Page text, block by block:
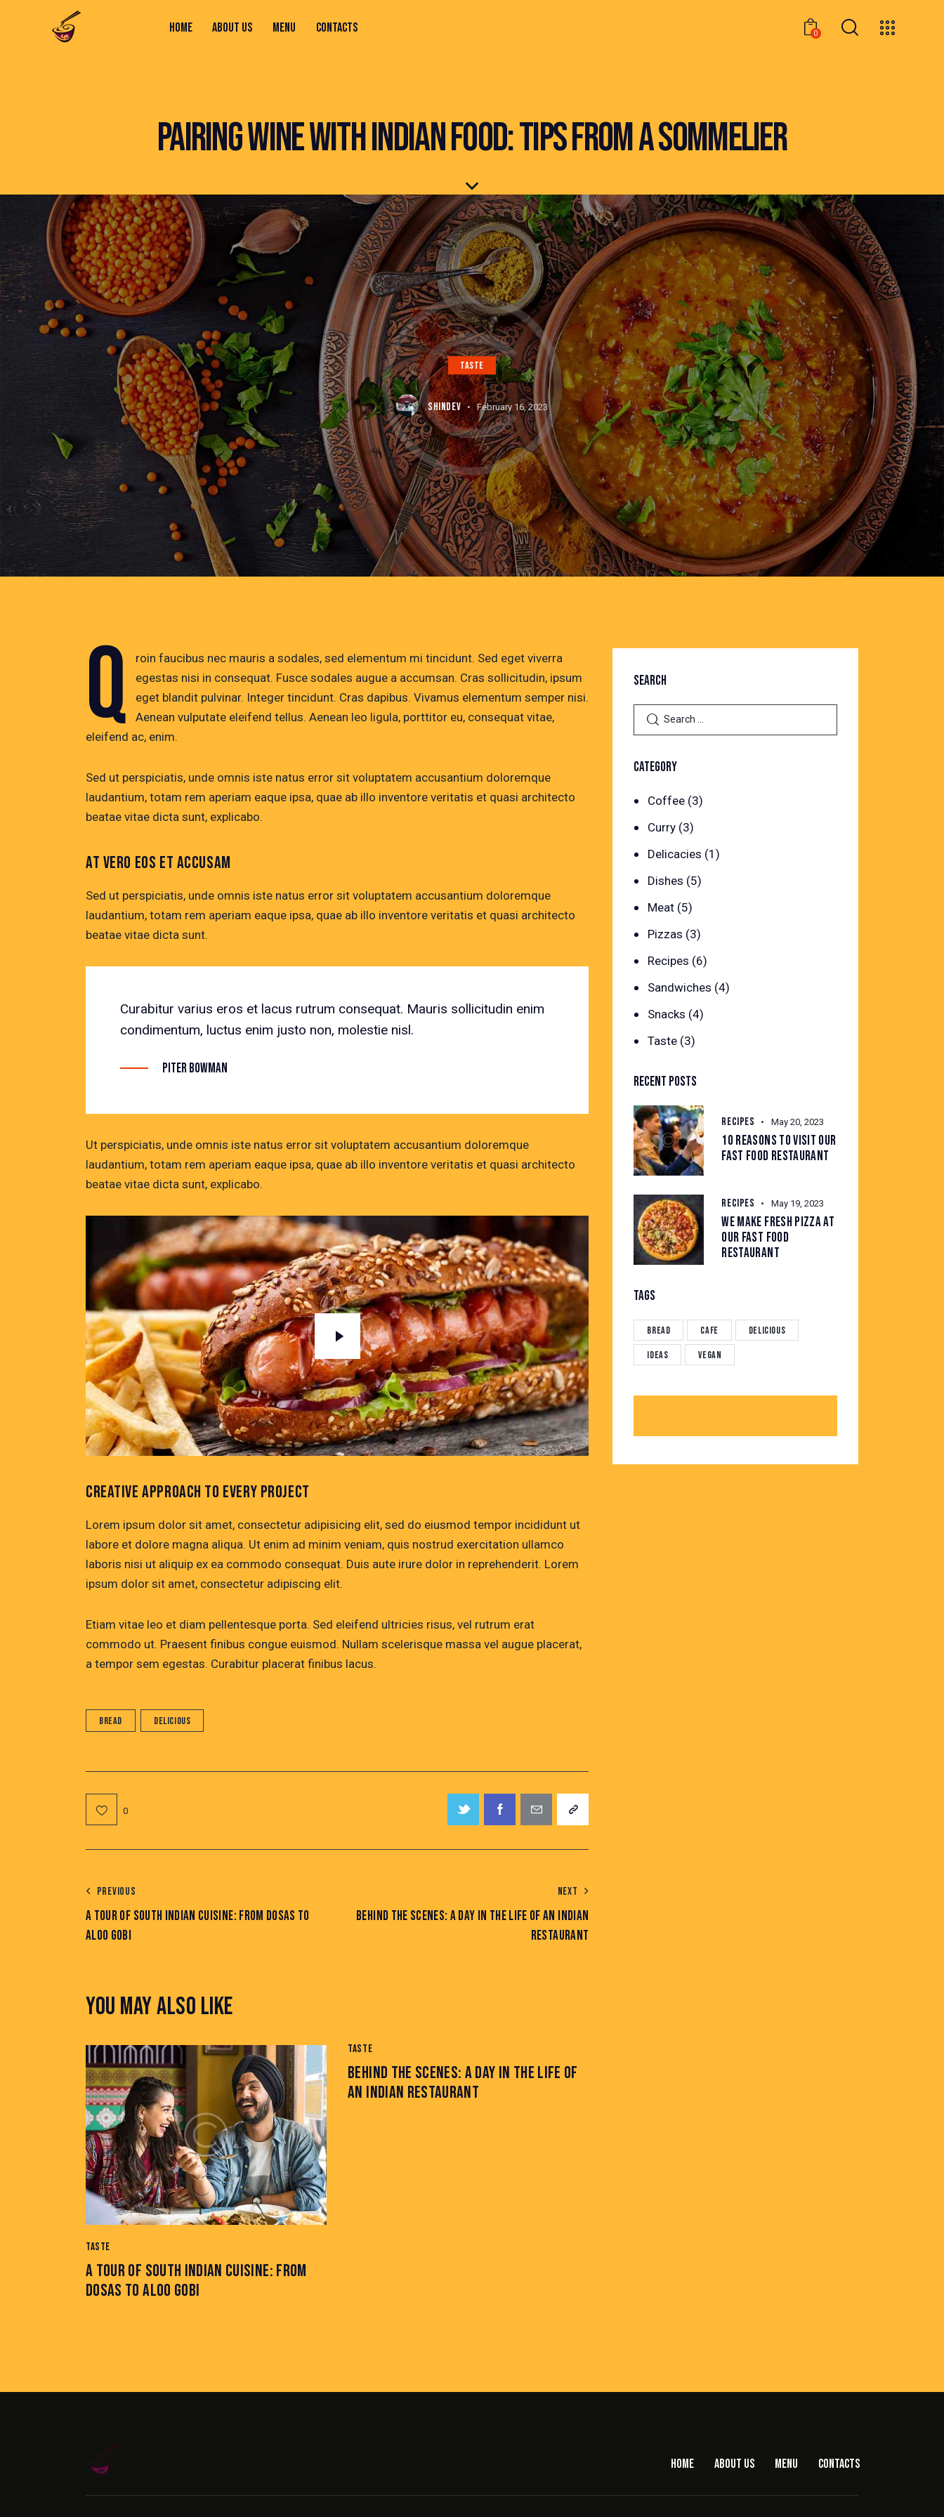
HOME ABOUT US MENU CONTACTS 0
PAIRING WINE WITH INDIAN FOOD: TIPS FROM A SOMMELIER
TASTE
SHINDEV February 16, 2023
Q
roin faucibus nec mauris a sodales, sed elementum mi tincidunt. Sed eget viverra
egestas nisi in consequat. Fusce sodales augue a accumsan. Cras sollicitudin, ipsum
eget blandit pulvinar. Integer tincidunt. Cras dapibus. Vivamus elementum semper nisi.
Aenean vulputate eleifend tellus. Aenean leo ligula, porttitor eu, consequat vitae,
eleifend ac, enim.
Sed ut perspiciatis, unde omnis iste natus error sit voluptatem accusantium doloremque
laudantium, totam rem aperiam eaque ipsa, quae ab illo inventore veritatis et quasi architecto
beatae vitae dicta sunt, explicabo.
AT VERO EOS ET ACCUSAM
Sed ut perspiciatis, unde omnis iste natus error sit voluptatem accusantium doloremque
laudantium, totam rem aperiam eaque ipsa, quae ab illo inventore veritatis et quasi architecto
beatae vitae dicta sunt.
Curabitur varius eros et lacus rutrum consequat. Mauris sollicitudin enim
condimentum, luctus enim justo non, molestie nisl.
Piter Bowman
Ut perspiciatis, unde omnis iste natus error sit voluptatem accusantium doloremque
laudantium, totam rem aperiam eaque ipsa, quae ab illo inventore veritatis et quasi architecto
beatae vitae dicta sunt, explicabo.
CREATIVE APPROACH TO EVERY PROJECT
Lorem ipsum dolor sit amet, consectetur adipisicing elit, sed do eiusmod tempor incididunt ut
labore et dolore magna aliqua. Ut enim ad minim veniam, quis nostrud exercitation ullamco
laboris nisi ut aliquip ex ea commodo consequat. Duis aute irure dolor in reprehenderit. Lorem
ipsum dolor sit amet, consectetur adipiscing elit.
Etiam vitae leo et diam pellentesque porta. Sed eleifend ultricies risus, vel rutrum erat
commodo ut. Praesent finibus congue euismod. Nullam scelerisque massa vel augue placerat,
a tempor sem egestas. Curabitur placerat finibus lacus.
Bread Delicious
0
PREVIOUS
A TOUR OF SOUTH INDIAN CUISINE: FROM DOSAS TO
ALOO GOBI
NEXT
BEHIND THE SCENES: A DAY IN THE LIFE OF AN INDIAN
RESTAURANT
YOU MAY ALSO LIKE
TASTE
A TOUR OF SOUTH INDIAN CUISINE: FROM
DOSAS TO ALOO GOBI
TASTE
BEHIND THE SCENES: A DAY IN THE LIFE OF
AN INDIAN RESTAURANT
SEARCH
CATEGORY
Coffee(3)
Curry(3)
Delicacies (1)
Dishes (5)
Meat(5)
Pizzas (3)
Recipes (6)
Sandwiches (4)
Snacks (4)
Taste(3)
RECENT POSTS
RECIPES May 20, 2023
10 REASONS TO VISIT OUR
FAST FOOD RESTAURANT
RECIPES May 19, 2023
WE MAKE FRESH PIZZA AT
OUR FAST FOOD
RESTAURANT
TAGS
Bread Cafe Delicious
Ideas Vegan
HOME ABOUT US MENU CONTACTS